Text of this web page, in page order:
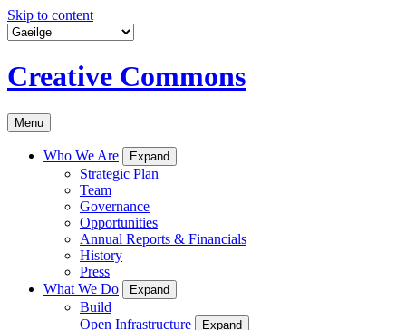
Skip to content
Creative Commons
Menu
Who We Are Expand
Strategic Plan
Team
Governance
Opportunities
Annual Reports & Financials
History
Press
What We Do
Expand
Build
Open Infrastructure
Expand